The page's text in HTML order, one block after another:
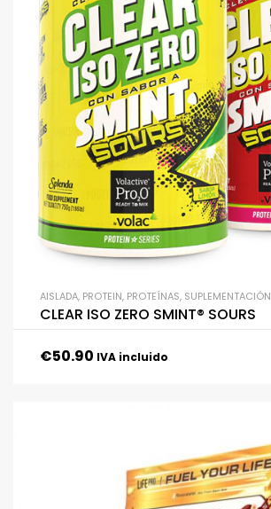
AISLADA, PROTEIN, PROTEÍNAS, SUPLEMENTACIÓN
CLEAR ISO ZERO SMINT® SOURS
€50.90 IVA incluido